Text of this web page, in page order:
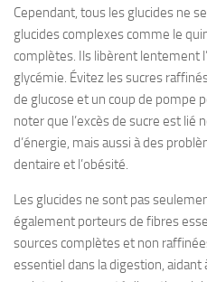
Cependant, tous les glucides ne
glucides complexes comme le
complètes. Ils libèrent lentement
glycémie. Évitez les sucres
de glucose et un coup de pompe
noter que l’excès de sucre est
d’énergie, mais aussi à des
dentaire et l’obésité.
Les glucides ne sont pas
également porteurs de fibres
sources complètes et non
essentiel dans la digestion,